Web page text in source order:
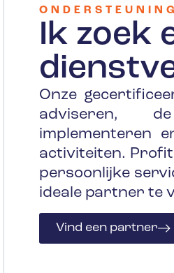
ONDERSTEUNING
Ik zoek
Onze
adviseren, de
implementeren
activiteiten.
persoonlijke
ideale partner te
Vind een partner